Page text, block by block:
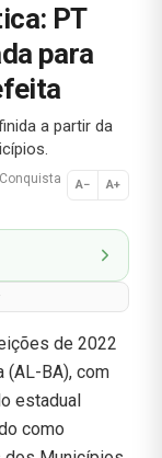
PT
para
a partir da
A− A+
Normal
de 2022
(AL-BA), com
estadual
como